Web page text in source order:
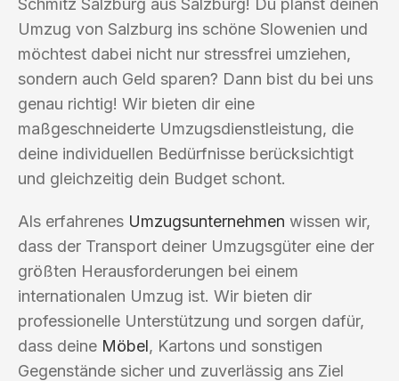
Schmitz Salzburg aus Salzburg! Du planst deinen
Umzug von Salzburg ins schöne Slowenien und
möchtest dabei nicht nur stressfrei umziehen,
sondern auch Geld sparen? Dann bist du bei uns
genau richtig! Wir bieten dir eine
maßgeschneiderte Umzugsdienstleistung, die
deine individuellen Bedürfnisse berücksichtigt
und gleichzeitig dein Budget schont.
Als erfahrenes Umzugsunternehmen wissen wir,
dass der Transport deiner Umzugsgüter eine der
größten Herausforderungen bei einem
internationalen Umzug ist. Wir bieten dir
professionelle Unterstützung und sorgen dafür,
dass deine Möbel, Kartons und sonstigen
Gegenstände sicher und zuverlässig ans Ziel